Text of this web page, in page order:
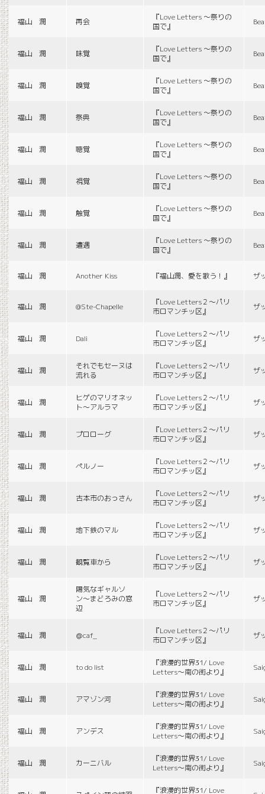
福山 潤 再会
『Love Letters 〜祭りの
国で』
福山 潤 味覚
『Love Letters 〜祭りの
国で』
福山 潤 嗅覚
『Love Letters 〜祭りの
国で』
福山 潤 祭典
『Love Letters 〜祭りの
国で』
福山 潤 聴覚
『Love Letters 〜祭りの
国で』
福山 潤 視覚
『Love Letters 〜祭りの
国で』
福山 潤 触覚
『Love Letters 〜祭りの
国で』
福山 潤 遭遇
『Love Letters 〜祭りの
国で』
福山 潤 Another Kiss 『福山潤、愛を歌う！』 ザ
福山 潤 @Ste-Chapelle
『Love Letters２〜パリ
市ロマンチッ区』
ザ
福山 潤 Dali
『Love Letters２〜パリ
市ロマンチッ区』
ザ
福山 潤
それでもセーヌは
流れる
『Love Letters２〜パリ
市ロマンチッ区』
ザ
福山 潤
ヒゲのマリオネッ
ト〜アルラマ
『Love Letters２〜パリ
市ロマンチッ区』
ザ
福山 潤 プロローグ
『Love Letters２〜パリ
市ロマンチッ区』
ザ
福山 潤 ペルノー
『Love Letters２〜パリ
市ロマンチッ区』
ザ
福山 潤 古本市のおっさん
『Love Letters２〜パリ
市ロマンチッ区』
ザ
福山 潤 地下鉄のマル
『Love Letters２〜パリ
市ロマンチッ区』
ザ
福山 潤 観覧車から
『Love Letters２〜パリ
市ロマンチッ区』
ザ
福山 潤
陽気なギャルソ
ン〜まどろみの窓
辺
『Love Letters２〜パリ
市ロマンチッ区』
ザ
福山 潤 ＠caf_
『Love Letters２〜パリ
市ロマンチッ区』
ザ
福山 潤 to do list
『浪漫的世界31/ Love
Letters〜南の街より』
福山 潤 アマゾン河
『浪漫的世界31/ Love
Letters〜南の街より』
福山 潤 アンデス
『浪漫的世界31/ Love
Letters〜南の街より』
福山 潤 カーニバル
『浪漫的世界31/ Love
Letters〜南の街より』
『浪漫的世界31/ Love